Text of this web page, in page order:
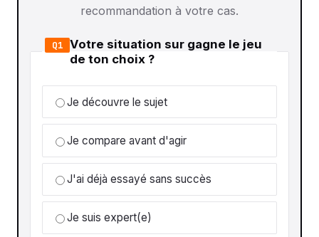
recommandation à votre cas.
Q1 Votre situation sur gagne le jeu
de ton choix ?
Je découvre le sujet
Je compare avant d'agir
J'ai déjà essayé sans succès
Je suis expert(e)